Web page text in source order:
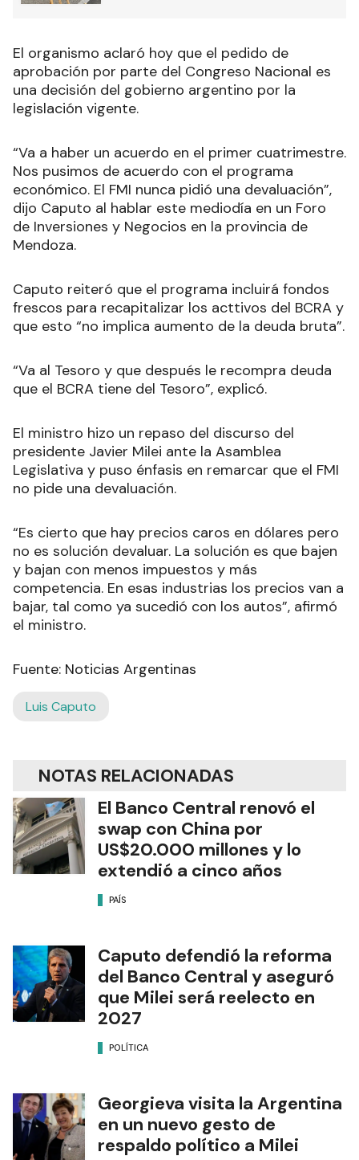
El organismo aclaró hoy que el pedido de
aprobación por parte del Congreso Nacional es
una decisión del gobierno argentino por la
legislación vigente.
“Va a haber un acuerdo en el primer cuatrimestre.
Nos pusimos de acuerdo con el programa
económico. El FMI nunca pidió una devaluación”,
dijo Caputo al hablar este mediodía en un Foro
de Inversiones y Negocios en la provincia de
Mendoza.
Caputo reiteró que el programa incluirá fondos
frescos para recapitalizar los acttivos del BCRA y
que esto “no implica aumento de la deuda bruta”.
“Va al Tesoro y que después le recompra deuda
que el BCRA tiene del Tesoro”, explicó.
El ministro hizo un repaso del discurso del
presidente Javier Milei ante la Asamblea
Legislativa y puso énfasis en remarcar que el FMI
no pide una devaluación.
“Es cierto que hay precios caros en dólares pero
no es solución devaluar. La solución es que bajen
y bajan con menos impuestos y más
competencia. En esas industrias los precios van a
bajar, tal como ya sucedió con los autos”, afirmó
el ministro.
Fuente: Noticias Argentinas
Luis Caputo
NOTAS RELACIONADAS
El Banco Central renovó el
swap con China por
US$20.000 millones y lo
extendió a cinco años
PAÍS
Caputo defendió la reforma
del Banco Central y aseguró
que Milei será reelecto en
2027
POLÍTICA
Georgieva visita la Argentina
en un nuevo gesto de
respaldo político a Milei